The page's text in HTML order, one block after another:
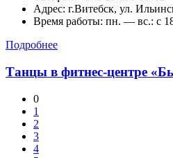
Адрес: г.Витебск, ул.
Время работы: пн. — вс.: c
Подробнее
Танцы в фитнес-центре
0
1
2
3
4